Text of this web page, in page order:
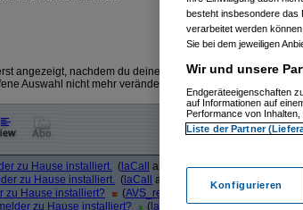
angezeigt, nachdem du deine Stimme abgegeben hast.
Auswahl nicht mehr verändern.
zu Hause installiert. ( laCall
am 26.01.2024, 20:29:54)
zu Hause installiert. ( laCall
am 26.01.2024, 20:30:15)
zu Hause installiert?
(AVS_reloaded
am 26.01.2024,
zu Hause installiert?
( laCall
am 26.01.2024,
besteht insbesondere
verarbeitet werden
Sie bei dem jeweiligen
Wir und unsere
Endgeräteeigenschaften
auf Informationen auf
Performance von
Liste der Partner
Konfigurieren